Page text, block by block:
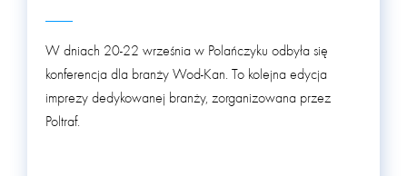
W dniach 20-22 września w Polańczyku odbyła się
konferencja dla branży Wod-Kan. To kolejna edycja
imprezy dedykowanej branży, zorganizowana przez
Poltraf.